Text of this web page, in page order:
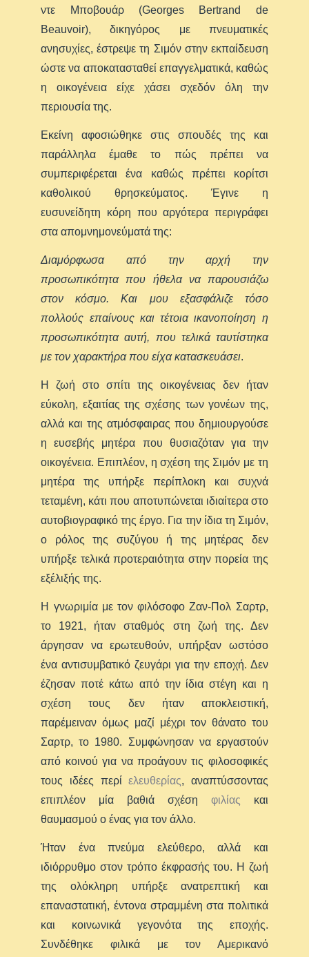
ντε Μποβουάρ (Georges Bertrand de
Beauvoir), δικηγόρος με πνευματικές
ανησυχίες, έστρεψε τη Σιμόν στην εκπαίδευση
ώστε να αποκατασταθεί επαγγελματικά, καθώς
η οικογένεια είχε χάσει σχεδόν όλη την
περιουσία της.
Εκείνη αφοσιώθηκε στις σπουδές της και
παράλληλα έμαθε το πώς πρέπει να
συμπεριφέρεται ένα καθώς πρέπει κορίτσι
καθολικού θρησκεύματος. Έγινε η
ευσυνείδητη κόρη που αργότερα περιγράφει
στα απομνημονεύματά της:
Διαμόρφωσα από την αρχή την
προσωπικότητα που ήθελα να παρουσιάζω
στον κόσμο. Και μου εξασφάλιζε τόσο
πολλούς επαίνους και τέτοια ικανοποίηση η
προσωπικότητα αυτή, που τελικά ταυτίστηκα
με τον χαρακτήρα που είχα κατασκευάσει.
Η ζωή στο σπίτι της οικογένειας δεν ήταν
εύκολη, εξαιτίας της σχέσης των γονέων της,
αλλά και της ατμόσφαιρας που δημιουργούσε
η ευσεβής μητέρα που θυσιαζόταν για την
οικογένεια. Επιπλέον, η σχέση της Σιμόν με τη
μητέρα της υπήρξε περίπλοκη και συχνά
τεταμένη, κάτι που αποτυπώνεται ιδιαίτερα στο
αυτοβιογραφικό της έργο. Για την ίδια τη Σιμόν,
ο ρόλος της συζύγου ή της μητέρας δεν
υπήρξε τελικά προτεραιότητα στην πορεία της
εξέλιξής της.
Η γνωριμία με τον φιλόσοφο Ζαν-Πολ Σαρτρ,
το 1921, ήταν σταθμός στη ζωή της. Δεν
άργησαν να ερωτευθούν, υπήρξαν ωστόσο
ένα αντισυμβατικό ζευγάρι για την εποχή. Δεν
έζησαν ποτέ κάτω από την ίδια στέγη και η
σχέση τους δεν ήταν αποκλειστική,
παρέμειναν όμως μαζί μέχρι τον θάνατο του
Σαρτρ, το 1980. Συμφώνησαν να εργαστούν
από κοινού για να προάγουν τις φιλοσοφικές
τους ιδέες περίελευθερίας, αναπτύσσοντας
επιπλέον μία βαθιά σχέση φιλίας και
θαυμασμού ο ένας για τον άλλο.
Ήταν ένα πνεύμα ελεύθερο, αλλά και
ιδιόρρυθμο στον τρόπο έκφρασής του. Η ζωή
της ολόκληρη υπήρξε ανατρεπτική και
επαναστατική, έντονα στραμμένη στα πολιτικά
και κοινωνικά γεγονότα της εποχής.
Συνδέθηκε φιλικά με τον Αμερικανό